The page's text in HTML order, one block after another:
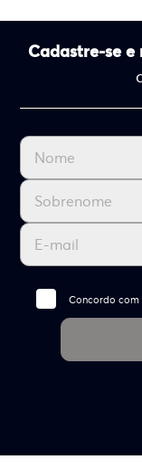
Cadastre-se e
Concordo com